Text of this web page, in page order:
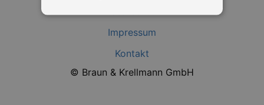
Impressum
Kontakt
© Braun & Krellmann GmbH
grundlegenden Funktionen unserer Webseite